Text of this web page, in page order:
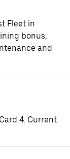
Fleet in
bonus,
and
4. Current